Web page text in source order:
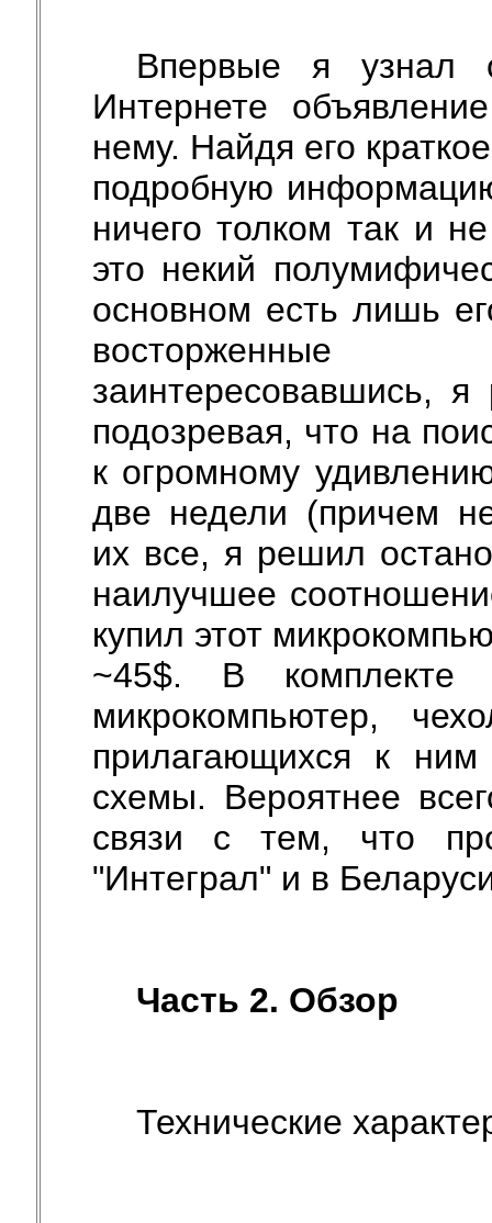
Впервые я узнал
Интернете
нему. Найдя его
подробную
ничего толком так и
это некий
основном есть лишь
восторженные
заинтересовавшись, я
подозревая, что на
к огромному
две недели (причем
их все, я решил
наилучшее
купил этот
~45$. В комплекте
микрокомпьютер,
прилагающихся к ним
схемы. Вероятнее
связи с тем, что
"Интеграл" и в
Часть 2. Обзор
Технические